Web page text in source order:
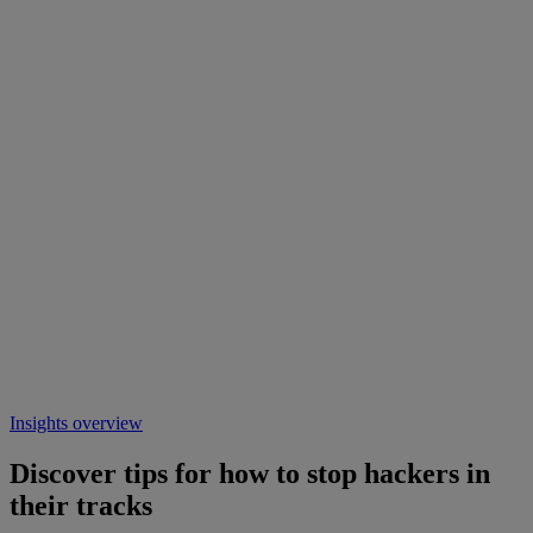
Insights overview
Discover tips for how to stop hackers in
their tracks